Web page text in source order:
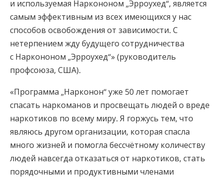
и используемая Наркононом „Эрроухед“, является
самым эффективным из всех имеющихся у нас
способов освобождения от зависимости. С
нетерпением жду будущего сотрудничества
с Наркононом „Эрроухед“» (руководитель
профсоюза, США).
«Программа „Нарконон“ уже 50 лет помогает
спасать наркоманов и просвещать людей о вреде
наркотиков по всему миру. Я горжусь тем, что
являюсь другом организации, которая спасла
много жизней и помогла бессчётному количеству
людей навсегда отказаться от наркотиков, стать
порядочными и продуктивными членами